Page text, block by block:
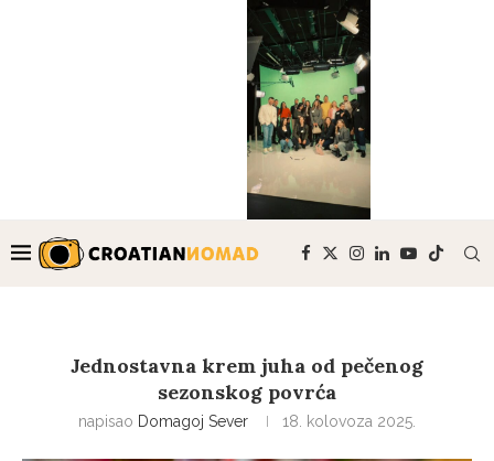
Jednostavna krem juha od pečenog
sezonskog povrća
napisao Domagoj Sever 18. kolovoza 2025.